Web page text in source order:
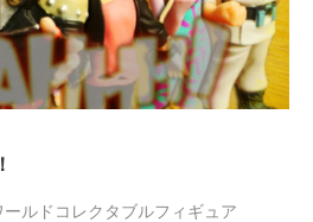
ルドコレクタブルフィギュア